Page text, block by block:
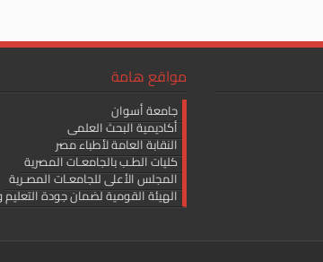
مواقع هامة
جامعة أسوان
أكاديمية البحث العلمى
النقابة العامة لأطباء مصر
كليات الطـب بالجامعـات المصرية
المجلس الأعلى للجامعـات المصـرية
الهيئة القومية لضمان جودة التعليم